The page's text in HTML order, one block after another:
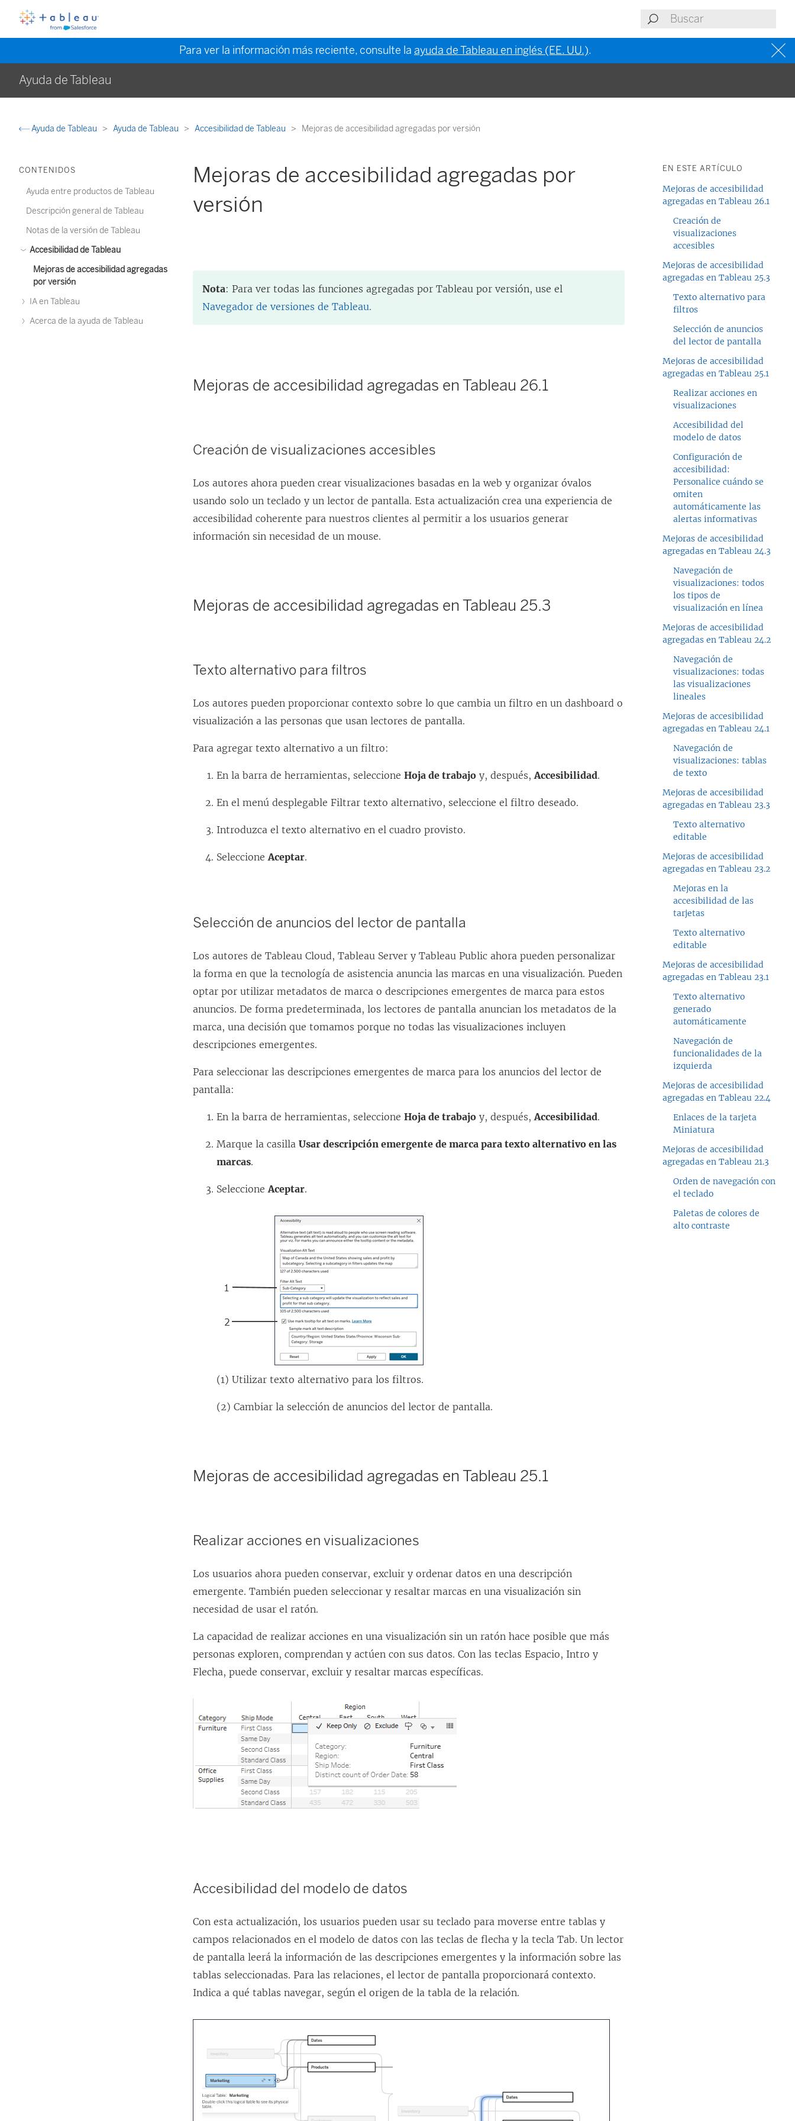
Para ver la información más reciente, consulte la ayuda de Tableau en inglés (EE. UU.).
Ayuda de Tableau
Ayuda de Tableau Ayuda de Tableau Accesibilidad de Tableau Mejoras de accesibilidad agregadas por versión
CONTENIDOS
Ayuda entre productos de Tableau
Descripción general de Tableau
Notas de la versión de Tableau
Accesibilidad de Tableau
Mejoras de accesibilidad agregadas
por versión
IA en Tableau
Acerca de la ayuda de Tableau
Mejoras de accesibilidad agregadas por
versión
Nota: Para ver todas las funciones agregadas por Tableau por versión, use el
Navegador de versiones de Tableau.
Mejoras de accesibilidad agregadas en Tableau 26.1
Creación de visualizaciones accesibles
Los autores ahora pueden crear visualizaciones basadas en la web y organizar óvalos
usando solo un teclado y un lector de pantalla. Esta actualización crea una experiencia de
accesibilidad coherente para nuestros clientes al permitir a los usuarios generar
información sin necesidad de un mouse.
Mejoras de accesibilidad agregadas en Tableau 25.3
Texto alternativo para filtros
Los autores pueden proporcionar contexto sobre lo que cambia un filtro en un dashboard o
visualización a las personas que usan lectores de pantalla.
Para agregar texto alternativo a un filtro:
En la barra de herramientas, seleccioneHoja de trabajo y, después,Accesibilidad.
En el menú desplegable Filtrar texto alternativo, seleccione el filtro deseado.
Introduzca el texto alternativo en el cuadro provisto.
SeleccioneAceptar.
Selección de anuncios del lector de pantalla
Los autores de Tableau Cloud, Tableau Server y Tableau Public ahora pueden personalizar
la forma en que la tecnología de asistencia anuncia las marcas en una visualización. Pueden
optar por utilizar metadatos de marca o descripciones emergentes de marca para estos
anuncios. De forma predeterminada, los lectores de pantalla anuncian los metadatos de la
marca, una decisión que tomamos porque no todas las visualizaciones incluyen
descripciones emergentes.
Para seleccionar las descripciones emergentes de marca para los anuncios del lector de
pantalla:
En la barra de herramientas, seleccioneHoja de trabajo y, después,Accesibilidad.
Marque la casillaUsar descripción emergente de marca para texto alternativo en las
marcas.
SeleccioneAceptar.
(1) Utilizar texto alternativo para los filtros.
(2) Cambiar la selección de anuncios del lector de pantalla.
Mejoras de accesibilidad agregadas en Tableau 25.1
Realizar acciones en visualizaciones
Los usuarios ahora pueden conservar, excluir y ordenar datos en una descripción
emergente. También pueden seleccionar y resaltar marcas en una visualización sin
necesidad de usar el ratón.
La capacidad de realizar acciones en una visualización sin un ratón hace posible que más
personas exploren, comprendan y actúen con sus datos. Con las teclas Espacio, Intro y
Flecha, puede conservar, excluir y resaltar marcas específicas.
Accesibilidad del modelo de datos
Con esta actualización, los usuarios pueden usar su teclado para moverse entre tablas y
campos relacionados en el modelo de datos con las teclas de flecha y la tecla Tab. Un lector
de pantalla leerá la información de las descripciones emergentes y la información sobre las
tablas seleccionadas. Para las relaciones, el lector de pantalla proporcionará contexto.
Indica a qué tablas navegar, según el origen de la tabla de la relación.
EN ESTE ARTÍCULO
Mejoras de accesibilidad
agregadas en Tableau 26.1
Creación de
visualizaciones
accesibles
Mejoras de accesibilidad
agregadas en Tableau 25.3
Texto alternativo para
filtros
Selección de anuncios
del lector de pantalla
Mejoras de accesibilidad
agregadas en Tableau 25.1
Realizar acciones en
visualizaciones
Accesibilidad del
modelo de datos
Configuración de
accesibilidad:
Personalice cuándo se
omiten
automáticamente las
alertas informativas
Mejoras de accesibilidad
agregadas en Tableau 24.3
Navegación de
visualizaciones: todos
los tipos de
visualización en línea
Mejoras de accesibilidad
agregadas en Tableau 24.2
Navegación de
visualizaciones: todas
las visualizaciones
lineales
Mejoras de accesibilidad
agregadas en Tableau 24.1
Navegación de
visualizaciones: tablas
de texto
Mejoras de accesibilidad
agregadas en Tableau 23.3
Texto alternativo
editable
Mejoras de accesibilidad
agregadas en Tableau 23.2
Mejoras en la
accesibilidad de las
tarjetas
Texto alternativo
editable
Mejoras de accesibilidad
agregadas en Tableau 23.1
Texto alternativo
generado
automáticamente
Navegación de
funcionalidades de la
izquierda
Mejoras de accesibilidad
agregadas en Tableau 22.4
Enlaces de la tarjeta
Miniatura
Mejoras de accesibilidad
agregadas en Tableau 21.3
Orden de navegación con
el teclado
Paletas de colores de
alto contraste